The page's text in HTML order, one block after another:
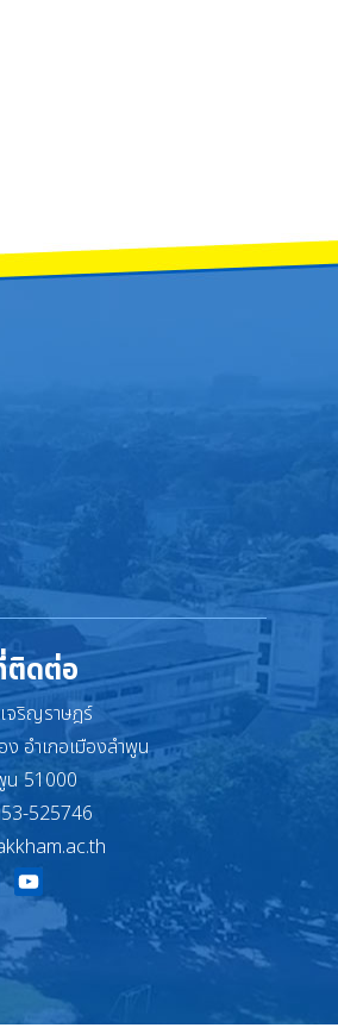
ะเภท Modern Concert Band Class B
นทรรามาธิบดีศรีสินทรมหาวชิราวุธ พระมงกุฎเ
ติดต่อ
จริญราษฎร์
ง อำเภอเมืองลำพูน
น 51000
525746
YouTube